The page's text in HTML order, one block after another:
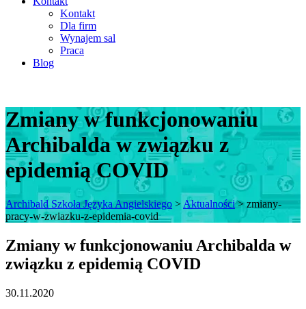
Kontakt
Dla firm
Wynajem sal
Praca
Blog
Zmiany w funkcjonowaniu
Archibalda w związku z
epidemią COVID
Archibald Szkoła Języka Angielskiego > Aktualności> zmiany-
pracy-w-zwiazku-z-epidemia-covid
Zmiany w funkcjonowaniu Archibalda w
związku z epidemią COVID
30.11.2020